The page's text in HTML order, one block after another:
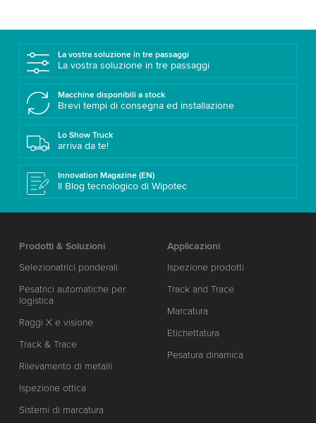
La vostra soluzione in tre passaggi
La vostra soluzione in tre passaggi
Macchine disponibili a stock
Brevi tempi di consegna ed installazione
Lo Show Truck
arriva da te!
Innovation Magazine (EN)
Il Blog tecnologico di Wipotec
Prodotti & Soluzioni
Selezionatrici ponderali
Pesatrici automatiche per
logistica
Raggi X e visione
Track & Trace
Rilevamento di metalli
Ispezione ottica
Sistemi di marcatura
Applicazioni
Ispezione prodotti
Track and Trace
Marcatura
Etichettatura
Pesatura dinamica